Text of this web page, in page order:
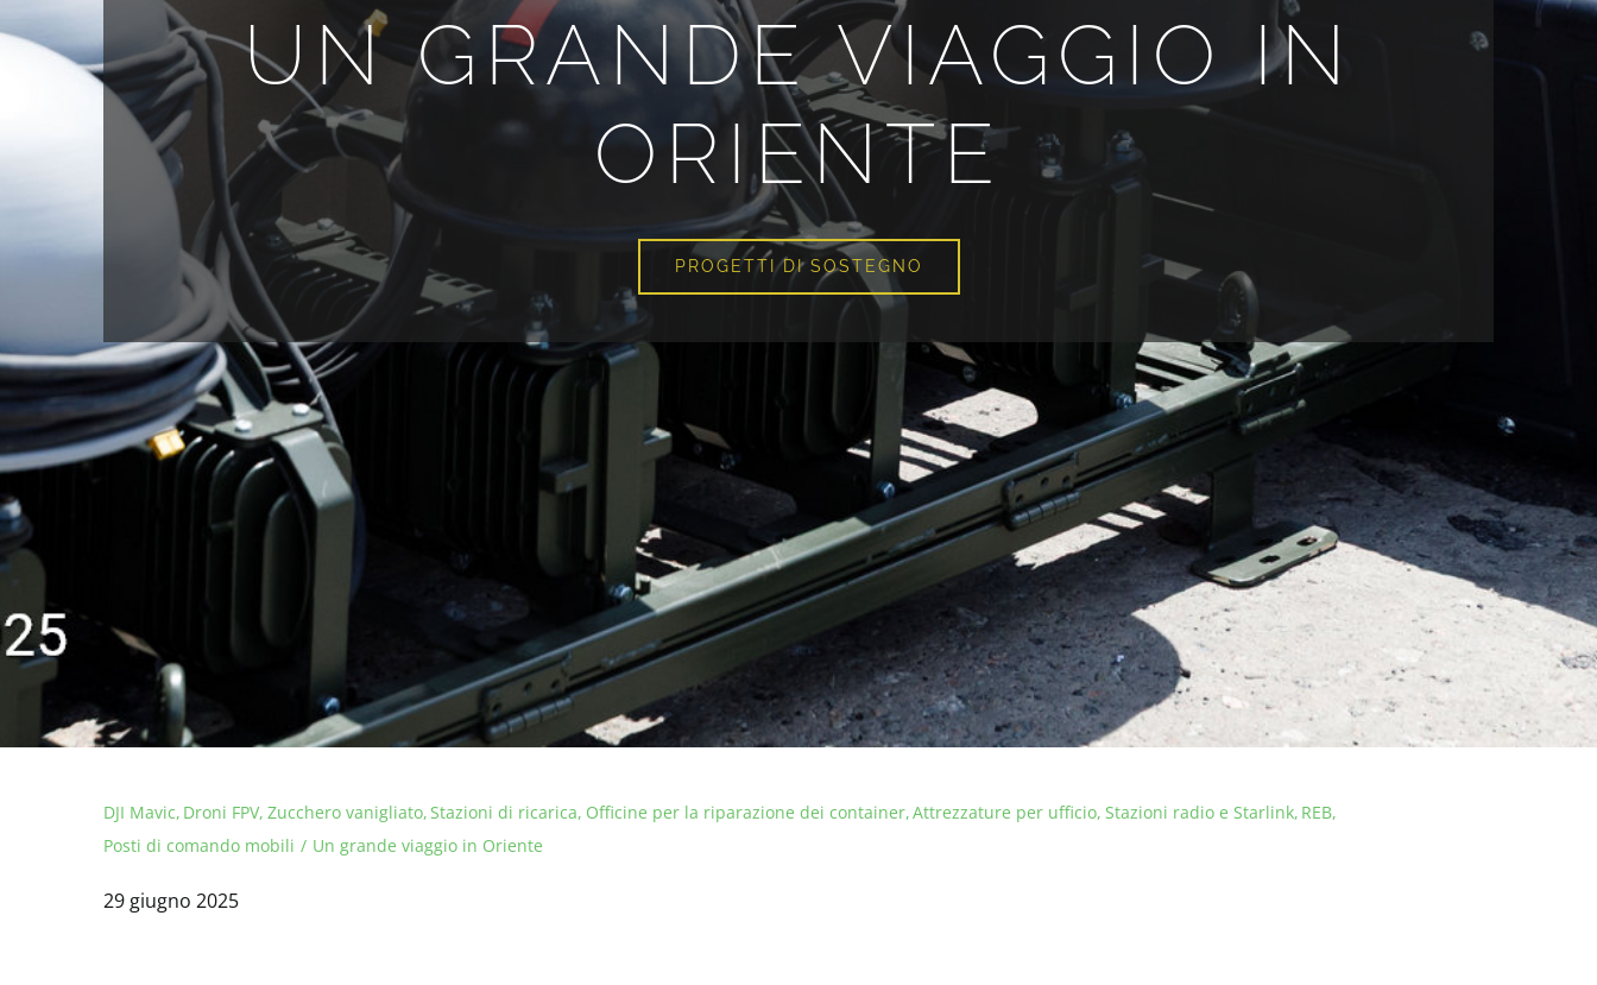
UN GRANDE VIAGGIO IN
ORIENTE
PROGETTI DI SOSTEGNO
DJI Mavic Droni FPV Zucchero vanigliato Stazioni di ricarica Officine per la riparazione dei container Attrezzature per ufficio Stazioni radio e Starlink REB
Posti di comando mobili
Un grande viaggio in Oriente
29 giugno 2025